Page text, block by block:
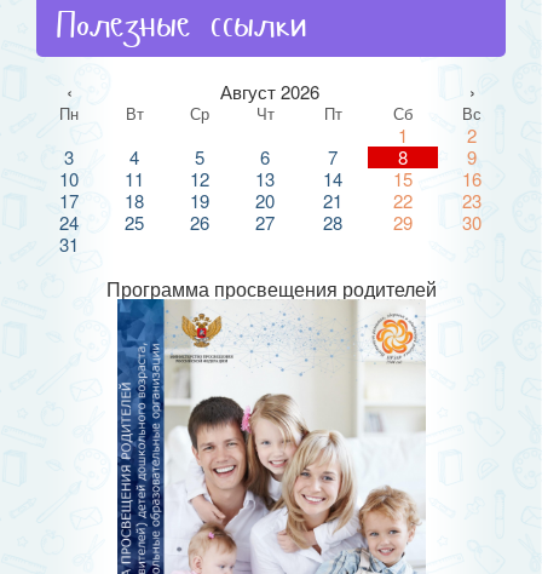
Полезные ссылки
‹ Август 2026 ›
Пн Вт Ср Чт Пт Сб Вс
1
2
3
4 5 6 7 8
9
10
11 12 13 14 15
16
17
18 19 20 21 22
23
24
25 26 27 28 29
30
31
Программа просвещения родителей